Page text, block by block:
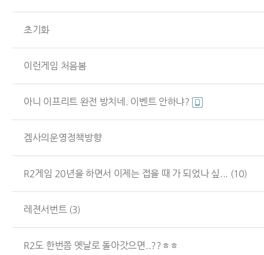
초기화
이런게임 처음봄
아니 이프리트 완전 방치네. 이벤트 안하냐?
겜사의운영정책방향
R2게임 20년을 하면서 이제는 접을 때 가 되었나 싶... (10)
레젼서번트 (3)
R2도 한번쯤 옛날로 돌아갓으면..??ㅎㅎ